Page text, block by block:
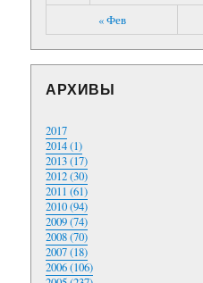
« Фев
АРХИВЫ
2017
2014 (1)
2013 (17)
2012 (30)
2011 (61)
2010 (94)
2009 (74)
2008 (70)
2007 (18)
2006 (106)